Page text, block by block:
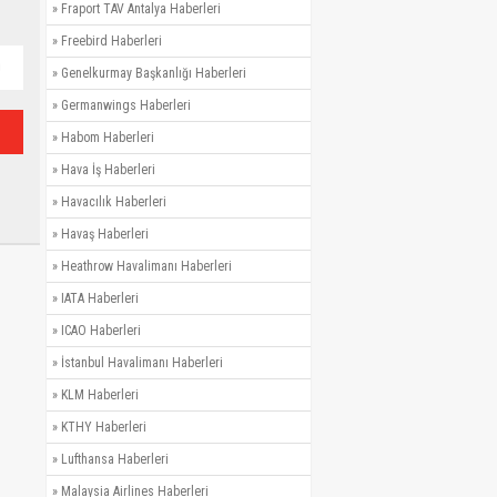
» Fraport TAV Antalya Haberleri
» Freebird Haberleri
» Genelkurmay Başkanlığı Haberleri
» Germanwings Haberleri
» Habom Haberleri
» Hava İş Haberleri
» Havacılık Haberleri
» Havaş Haberleri
» Heathrow Havalimanı Haberleri
» IATA Haberleri
» ICAO Haberleri
» İstanbul Havalimanı Haberleri
» KLM Haberleri
» KTHY Haberleri
» Lufthansa Haberleri
» Malaysia Airlines Haberleri